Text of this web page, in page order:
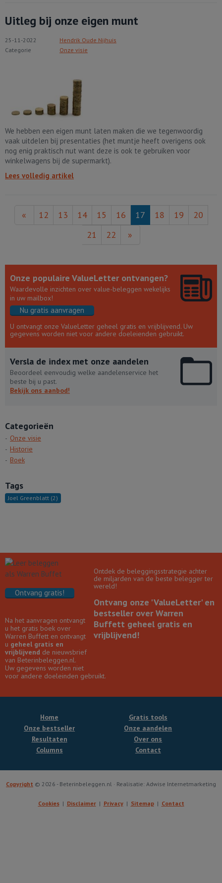
Uitleg bij onze eigen munt
25-11-2022
Hendrik Oude Nijhuis
Categorie
Onze visie
We hebben een eigen munt laten maken die we tegenwoordig
vaak uitdelen bij presentaties (het muntje heeft overigens ook
nog enig praktisch nut want deze is ook te gebruiken voor
winkelwagens bij de supermarkt).
Lees volledig artikel
« 12 13 14 15 16 17 18 19
20
21
22 »
Onze populaire ValueLetter ontvangen?
Waardevolle inzichten over value-beleggen wekelijks
in uw mailbox!
Nu gratis aanvragen
U ontvangt onze ValueLetter geheel gratis en vrijblijvend. Uw
gegevens worden niet voor andere doeleienden gebruikt.
Versla de index met onze aandelen
Beoordeel eenvoudig welke aandelenservice het
beste bij u past.
Bekijk ons aanbod!
Categorieën
Onze visie
Historie
Boek
Tags
Joel Greenblatt (2)
Ontdek de beleggingsstrategie achter
de miljarden van de beste belegger ter
wereld!
Ontvang onze 'ValueLetter' en
bestseller over Warren
Buffett geheel gratis en
vrijblijvend!
Ontvang gratis!
Na het aanvragen ontvangt
u het gratis boek over
Warren Buffett en ontvangt
u geheel gratis en
vrijblijvend de nieuwsbrief
van Beterinbeleggen.nl.
Uw gegevens worden niet
voor andere doeleinden gebruikt.
Home
Onze bestseller
Gratis tools
Onze aandelen
Resultaten
Columns
Over ons
Contact
Copyright © 2026 - Beterinbeleggen.nl · Realisatie: Adwise Internetmarketing
Cookies Disclaimer Privacy Sitemap Contact